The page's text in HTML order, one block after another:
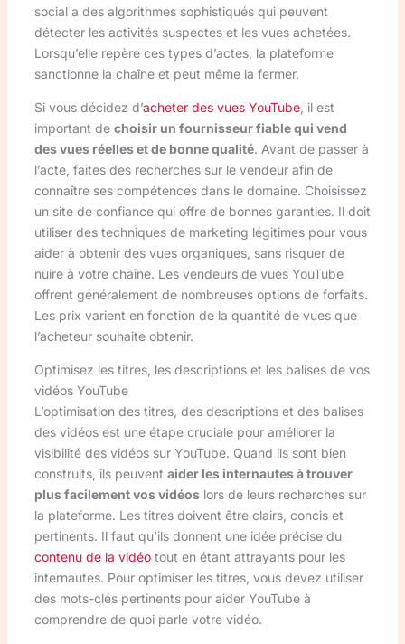
social a des algorithmes sophistiqués qui peuvent
détecter les activités suspectes et les vues achetées.
Lorsqu’elle repère ces types d’actes, la plateforme
sanctionne la chaîne et peut même la fermer.
Si vous décidez d’acheter des vues YouTube, il est
important de choisir un fournisseur fiable qui vend
des vues réelles et de bonne qualité. Avant de passer à
l’acte, faites des recherches sur le vendeur afin de
connaître ses compétences dans le domaine. Choisissez
un site de confiance qui offre de bonnes garanties. Il doit
utiliser des techniques de marketing légitimes pour vous
aider à obtenir des vues organiques, sans risquer de
nuire à votre chaîne. Les vendeurs de vues YouTube
offrent généralement de nombreuses options de forfaits.
Les prix varient en fonction de la quantité de vues que
l’acheteur souhaite obtenir.
Optimisez les titres, les descriptions et les balises de vos
vidéos YouTube
L’optimisation des titres, des descriptions et des balises
des vidéos est une étape cruciale pour améliorer la
visibilité des vidéos sur YouTube. Quand ils sont bien
construits, ils peuvent aider les internautes à trouver
plus facilement vos vidéoslors de leurs recherches sur
la plateforme. Les titres doivent être clairs, concis et
pertinents. Il faut qu’ils donnent une idée précise du
contenu de la vidéotout en étant attrayants pour les
internautes. Pour optimiser les titres, vous devez utiliser
des mots-clés pertinents pour aider YouTube à
comprendre de quoi parle votre vidéo.